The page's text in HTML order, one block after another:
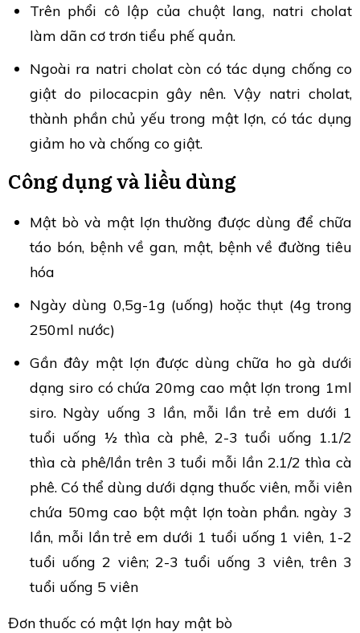
Trên phổi cô lập của chuột lang, natri cholat
làm dãn cơ trơn tiểu phế quản.
Ngoài ra natri cholat còn có tác dụng chống co
giật do pilocacpin gây nên. Vậy natri cholat,
thành phần chủ yếu trong mật lợn, có tác dụng
giảm ho và chống co giật.
Công dụng và liều dùng
Mật bò và mật lợn thường được dùng để chữa
táo bón, bệnh về gan, mật, bệnh về đường tiêu
hóa
Ngày dùng 0,5g-1g (uống) hoặc thụt (4g trong
250ml nước)
Gần đây mật lợn được dùng chữa ho gà dưới
dạng siro có chứa 20mg cao mật lợn trong 1ml
siro. Ngày uống 3 lần, mỗi lần trẻ em dưới 1
tuổi uống ½ thìa cà phê, 2-3 tuổi uống 1.1/2
thìa cà phê/lần trên 3 tuổi mỗi lần 2.1/2 thìa cà
phê. Có thể dùng dưới dạng thuốc viên, mỗi viên
chứa 50mg cao bột mật lợn toàn phần. ngày 3
lần, mỗi lần trẻ em dưới 1 tuổi uống 1 viên, 1-2
tuổi uống 2 viên; 2-3 tuổi uống 3 viên, trên 3
tuổi uống 5 viên
Đơn thuốc có mật lợn hay mật bò